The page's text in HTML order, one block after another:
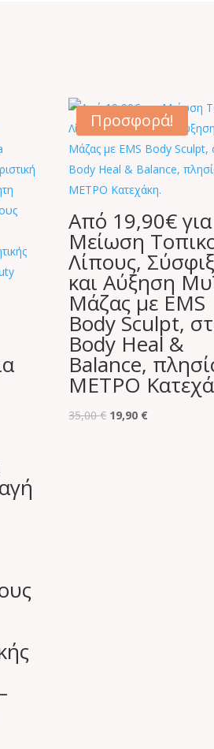
Προσφορά!
Από 19,90€ για
Μείωση
Λίπους,
και Αύξηση
Μάζας με EMS
Body Sculpt,
Body Heal &
Balance,
ΜΕΤΡΟ
35,00€ Original
19,90 €